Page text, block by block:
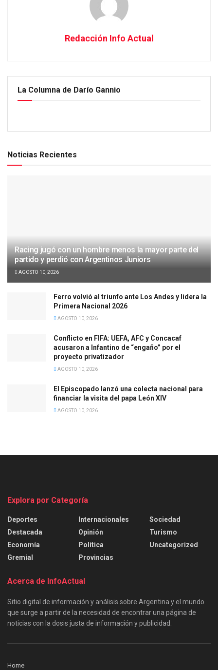
Redacción Info Actual
La Columna de Darío Gannio
Noticias Recientes
Racing jugó con un hombre menos la mayor parte del
partido y perdió con Argentinos Juniors
AGOSTO 10, 2026
Ferro volvió al triunfo ante Los Andes y lidera la
Primera Nacional 2026
AGOSTO 10, 2026
Conflicto en FIFA: UEFA, AFC y Concacaf
acusaron a Infantino de “engaño” por el
proyecto privatizador
AGOSTO 10, 2026
El Episcopado lanzó una colecta nacional para
financiar la visita del papa León XIV
AGOSTO 10, 2026
Explora por Categoría
Deportes
Destacada
Economía
Gremial
Internacionales
Opinión
Política
Provincias
Sociedad
Turismo
Uncategorized
Acerca de InfoActual
Sitio digital de información y análisis sobre Argentina y el mundo
que surge a partir de la necesidad de encontrar una página de
noticias con la dosis justa de información y publicidad.
Home